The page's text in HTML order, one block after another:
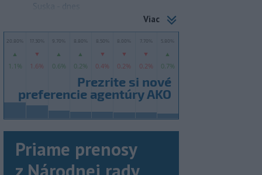
Suska - dnes
Viac
Priame prenosy